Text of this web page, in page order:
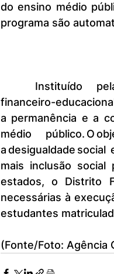
do ensino médio
programa são
financeiro-
a permanência e a
médio público.
a desigualdade
mais inclusão social
estados, o Distrito
necessárias à
estudantes
(Fonte/Foto: Agência